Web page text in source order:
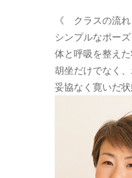
《 クラスの流
シンプルなポー
体と呼吸を整え
胡坐だけでなく
妥協なく寛いだ